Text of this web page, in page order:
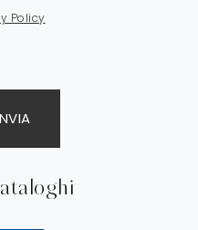
Policy